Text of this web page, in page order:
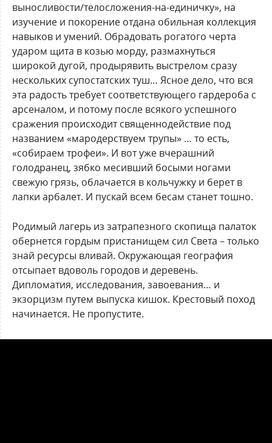
выносливости/телосложения-на-единичку», на
изучение и покорение отдана обильная коллекция
навыков и умений. Обрадовать рогатого черта
ударом щита в козью морду, размахнуться
широкой дугой, продырявить выстрелом сразу
нескольких супостатских туш… Ясное дело, что вся
эта радость требует соответствующего гардероба с
арсеналом, и потому после всякого успешного
сражения происходит священнодействие под
названием «мародерствуем трупы» … то есть,
«собираем трофеи». И вот уже вчерашний
голодранец, зябко месивший босыми ногами
свежую грязь, облачается в кольчужку и берет в
лапки арбалет. И пускай всем бесам станет тошно.
Родимый лагерь из затрапезного скопища палаток
обернется гордым пристанищем сил Света – только
знай ресурсы вливай. Окружающая география
отсыпает вдоволь городов и деревень.
Дипломатия, исследования, завоевания… и
экзорцизм путем выпуска кишок. Крестовый поход
начинается. Не пропустите.